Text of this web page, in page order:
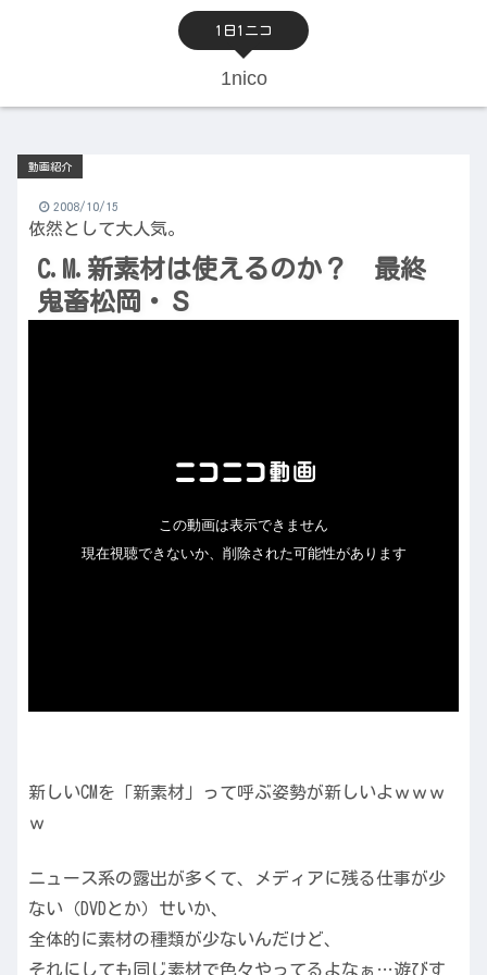
1日1ニコ
1nico
C.M.新素材は使えるのか？ 最終
鬼畜松岡・Ｓ
動画紹介
2008/10/15
依然として大人気。
新しいCMを「新素材」って呼ぶ姿勢が新しいよｗｗｗ
ｗ
ニュース系の露出が多くて、メディアに残る仕事が少
ない（DVDとか）せいか、
全体的に素材の種類が少ないんだけど、
それにしても同じ素材で色々やってるよなぁ…遊びす